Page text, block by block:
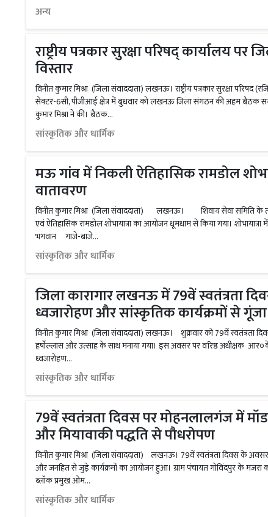
अन्य
राष्ट्रीय पत्रकार सुरक्षा परिषद् कार्यालय
विस्तार
विनीत कुमार मिश्रा (जिला संवाददाता) लखनऊ। राष्ट्रीय पत्रकार सुरक्षा परिषद
सेक्टर-6सी, पीजीआई क्षेत्र में बुधवार को लखनऊ जिला संगठन की अहम बैठक
कुमार मिश्रा ने की। बैठक...
सांस्कृतिक और धार्मिक
मऊ गांव में निकली ऐतिहासिक रामडोल
वातावरण
विनीत कुमार मिश्रा (जिला संवाददाता) लखनऊ। शिवाय सेवा समिति के
एवं ऐतिहासिक रामडोल शोभायात्रा का आयोजन धूमधाम से किया गया। शोभायात्रा
भगवान गाजे-बाजे...
सांस्कृतिक और धार्मिक
जिला कारागार लखनऊ में 79वें स्वतंत्रता
ध्वजारोहण और सांस्कृतिक कार्यक्रमों से
विनीत कुमार मिश्रा (जिला संवाददाता) लखनऊ। शुक्रवार को 79वें स्वतंत्रता
हर्षोल्लास और उत्साह के साथ मनाया गया। इस अवसर पर वरिष्ठ अधीक्षक
ध्वजारोहण...
सांस्कृतिक और धार्मिक
79वें स्वतंत्रता दिवस पर मोहनलालगंज में
और मियावाकी पद्धति से पौधरोपण
विनीत कुमार मिश्रा (जिला संवाददाता) लखनऊ। 79वें स्वतंत्रता दिवस के
और जनहित से जुड़े कार्यक्रमों का आयोजन हुआ। ग्राम पंचायत गोविंदपुर के मजरा
ब्लॉक प्रमुख ओम...
सांस्कृतिक और धार्मिक